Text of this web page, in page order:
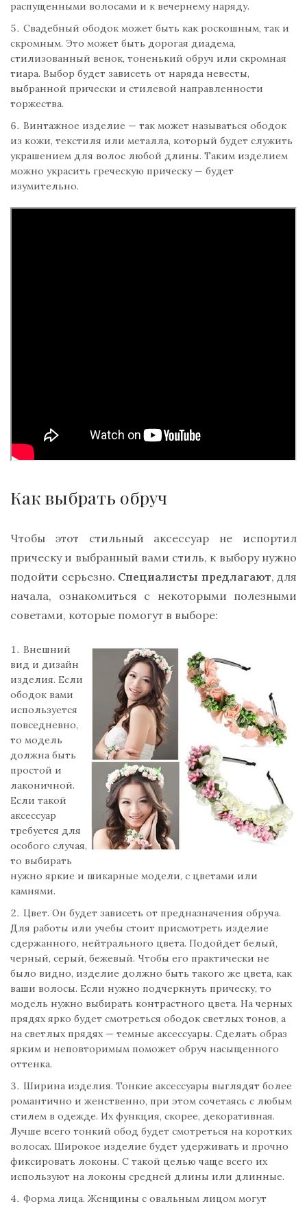
распущенными волосами и к вечернему наряду.
Свадебный ободок может быть как роскошным, так и
скромным. Это может быть дорогая диадема,
стилизованный венок, тоненький обруч или скромная
тиара. Выбор будет зависеть от наряда невесты,
выбранной прически и стилевой направленности
торжества.
Винтажное изделие — так может называться ободок
из кожи, текстиля или металла, который будет служить
украшением для волос любой длины. Таким изделием
можно украсить греческую прическу — будет
изумительно.
Как выбрать обруч
Чтобы этот стильный аксессуар не испортил
прическу и выбранный вами стиль, к выбору нужно
подойти серьезно. Специалисты предлагают, для
начала, ознакомиться с некоторыми полезными
советами, которые помогут в выборе:
Внешний
вид и дизайн
изделия. Если
ободок вами
используется
повседневно,
то модель
должна быть
простой и
лаконичной.
Если такой
аксессуар
требуется для
особого случая,
то выбирать
нужно яркие и шикарные модели, с цветами или
камнями.
Цвет. Он будет зависеть от предназначения обруча.
Для работы или учебы стоит присмотреть изделие
сдержанного, нейтрального цвета. Подойдет белый,
черный, серый, бежевый. Чтобы его практически не
было видно, изделие должно быть такого же цвета, как
ваши волосы. Если нужно подчеркнуть прическу, то
модель нужно выбирать контрастного цвета. На черных
прядях ярко будет смотреться ободок светлых тонов, а
на светлых прядях — темные аксессуары. Сделать образ
ярким и неповторимым поможет обруч насыщенного
оттенка.
Ширина изделия. Тонкие аксессуары выглядят более
романтично и женственно, при этом сочетаясь с любым
стилем в одежде. Их функция, скорее, декоративная.
Лучше всего тонкий обод будет смотреться на коротких
волосах. Широкое изделие будет удерживать и прочно
фиксировать локоны. С такой целью чаще всего их
используют на локоны средней длины или длинные.
Форма лица. Женщины с овальным лицом могут